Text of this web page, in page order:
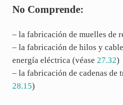
No Comprende:
– la fabricación de muelles de
– la fabricación de hilos y
energía eléctrica (véase 27.32)
– la fabricación de cadenas de
28.15)